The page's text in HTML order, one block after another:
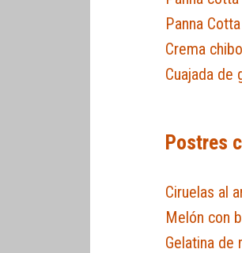
Panna
Crema
Cuajada de
Postres
Ciruelas al
Melón con
Gelatina de